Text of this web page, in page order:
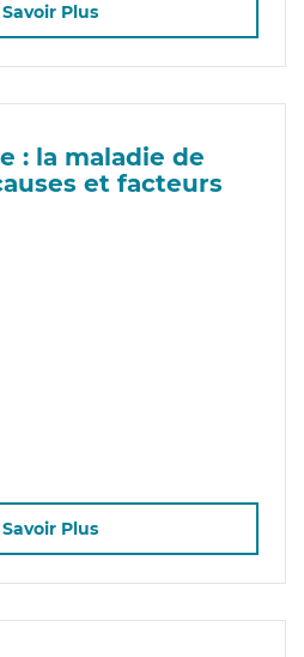
Savoir Plus
: la maladie de
et facteurs
Savoir Plus